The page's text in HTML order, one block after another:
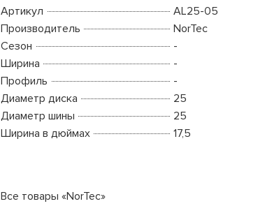
Артикул
AL25-05
Производитель
NorTec
Сезон
-
Ширина
-
Профиль
-
Диаметр диска
25
Диаметр шины
25
Ширина в дюймах
17,5
Все товары «NorTec»